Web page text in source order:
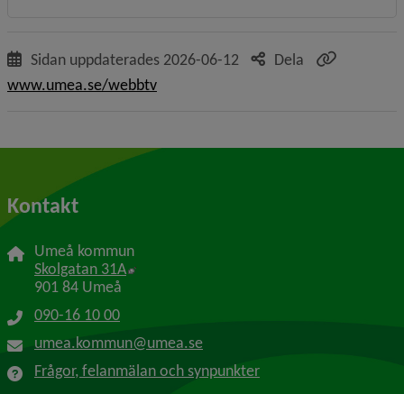
Sidan uppdaterades 2026-06-12
Dela
www.umea.se/webbtv
Kontakt
Umeå kommun
Skolgatan 31A Länk till annan webbplats, öppnas i nytt
901 84 Umeå
090-16 10 00
umea.kommun@umea.se
Frågor, felanmälan och synpunkter